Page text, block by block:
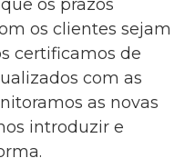
os prazos
os clientes sejam
certificamos de
com as
as novas
introduzir e